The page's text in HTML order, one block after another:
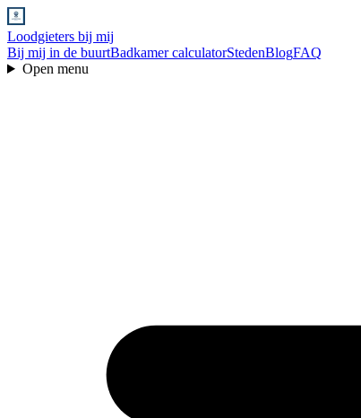
Loodgieters bij mij
Bij mij in de buurtBadkamer calculatorStedenBlogFAQ
Open menu